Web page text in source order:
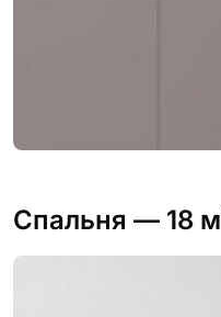
Спальня — 18 м